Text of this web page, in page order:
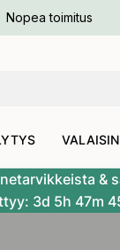
Nopea toimitus
VALAISIN
&
3d 5h 47m